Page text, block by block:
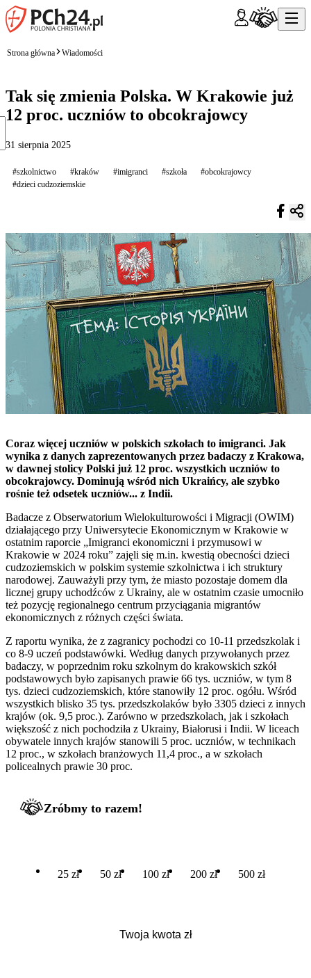
Strona główna Wiadomości
Tak się zmienia Polska. W Krakowie już
12 proc. uczniów to obcokrajowcy
31 sierpnia 2025
#szkolnictwo #kraków #imigranci #szkoła
#obcokrajowcy
#dzieci cudzoziemskie
Coraz więcej uczniów w polskich szkołach to imigranci. Jak
wynika z danych zaprezentowanych przez badaczy z Krakowa,
w dawnej stolicy Polski już 12 proc. wszystkich uczniów to
obcokrajowcy. Dominują wśród nich Ukraińcy, ale szybko
rośnie też odsetek uczniów... z Indii.
Badacze z Obserwatorium Wielokulturowości i Migracji (OWIM)
działającego przy Uniwersytecie Ekonomicznym w Krakowie w
ostatnim raporcie „Imigranci ekonomiczni i przymusowi w
Krakowie w 2024 roku” zajęli się m.in. kwestią obecności dzieci
cudzoziemskich w polskim systemie szkolnictwa i ich struktury
narodowej. Zauważyli przy tym, że miasto pozostaje domem dla
licznej grupy uchodźców z Ukrainy, ale w ostatnim czasie umocniło
też pozycję regionalnego centrum przyciągania migrantów
ekonomicznych z różnych części świata.
Z raportu wynika, że z zagranicy pochodzi co 10-11 przedszkolak i
co 8-9 uczeń podstawówki. Według danych przywołanych przez
badaczy, w poprzednim roku szkolnym do krakowskich szkół
podstawowych było zapisanych prawie 66 tys. uczniów, w tym 8
tys. dzieci cudzoziemskich, które stanowiły 12 proc. ogółu. Wśród
wszystkich blisko 35 tys. przedszkolaków było 3305 dzieci z innych
krajów (ok. 9,5 proc.). Zarówno w przedszkolach, jak i szkołach
większość z nich pochodziła z Ukrainy, Białorusi i Indii. W liceach
obywatele innych krajów stanowili 5 proc. uczniów, w technikach
12 proc., w szkołach branżowych 11,4 proc., a w szkołach
policealnych prawie 30 proc.
Zróbmy to razem!
25 zł 50 zł 100 zł 200 zł 500 zł